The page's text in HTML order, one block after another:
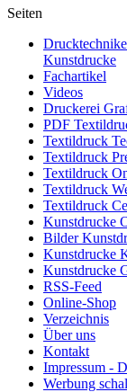
Seiten
Kunstdrucke
Fachartikel
Videos
Druckerei
PDF
Textildruck
Textildruck
Textildruck
Textildruck
Textildruck
Kunstdrucke
Bilder
Kunstdrucke
Kunstdrucke
RSS-Feed
Online-Shop
Verzeichnis
Über uns
Kontakt
Impressum -
Werbung